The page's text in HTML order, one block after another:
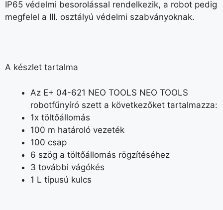
IP65 védelmi besorolással rendelkezik, a robot pedig
megfelel a III. osztályú védelmi szabványoknak.
A készlet tartalma
Az E+ 04-621 NEO TOOLS NEO TOOLS
robotfűnyíró szett a következőket tartalmazza:
1x töltőállomás
100 m határoló vezeték
100 csap
6 szög a töltőállomás rögzítéséhez
3 további vágókés
1 L típusú kulcs